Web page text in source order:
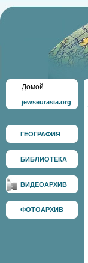
Домой
jewseurasia.org
ГЕОГРАФИЯ
БИБЛИОТЕКА
ВИДЕОАРХИВ
ФОТОАРХИВ